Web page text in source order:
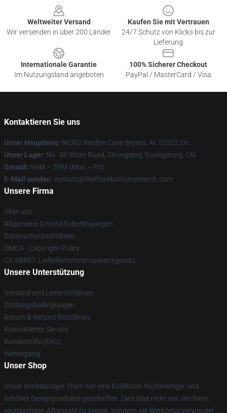
Weltweiter Versand
Wir versenden in über 200 Länder
Kaufen Sie mit Vertrauen
24/7 Schutz von Klicks bis zur
Lieferung
Internationale Garantie
Im Nutzungsland angeboten
100% Sicherer Checkout
PayPal / MasterCard / Visa
Kontaktieren Sie uns
Unser Hauptbüro: 96302 Rimfire Cove Bryant, Ar 72022, Us
Unser Lager: No. 48 Yitian Road, Chongqing, Guangdong, CN
Geruch: 9AM – 5PM (Mon – Fri)
E-Mail senden: contact@thefrontbottomsmerch.com
Unsere Firma
Über uns
Allgemeine Geschäftsbedingungen
Datenschutzrichtlinien
DMCA - Copyright Policy
CA SB657: Lieferkettentransparenzgesetz
Unsere Unterstützung
Versand und Lieferrichtlinien
Zahlungsbedingungen
Return & Refund Richtlinien
Kontaktieren Sie uns
Kundenhilfe (FAQ)
Werdegang
Unser Shop
Unser erstklassiges Team hat eine Kollektion hochwertiger und
schöner Designprodukte geschaffen. Dies sind nicht nur, um Ihren
einzigartigen Alltagsstil zu zeigen, sondern als Werkzeug verwendet